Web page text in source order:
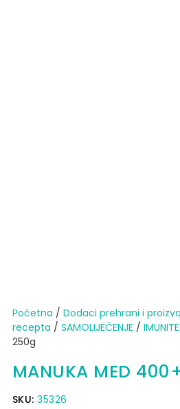
Početna / Dodaci prehrani i
recepta / SAMOLIJEČENJE /
250g
MANUKA MED
SKU:35326